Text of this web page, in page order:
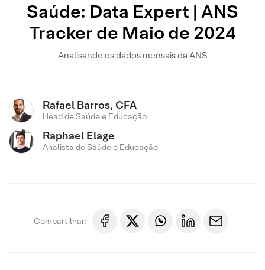
Saúde: Data Expert | ANS
Tracker de Maio de 2024
Analisando os dados mensais da ANS
Rafael Barros, CFA
Head de Saúde e Educação
Raphael Elage
Analista de Saúde e Educação
Compartilhar: